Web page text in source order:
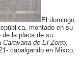
El domingo
montado en su
la placa de su
Caravana de El Zorro.
cabalgando en Mixco,